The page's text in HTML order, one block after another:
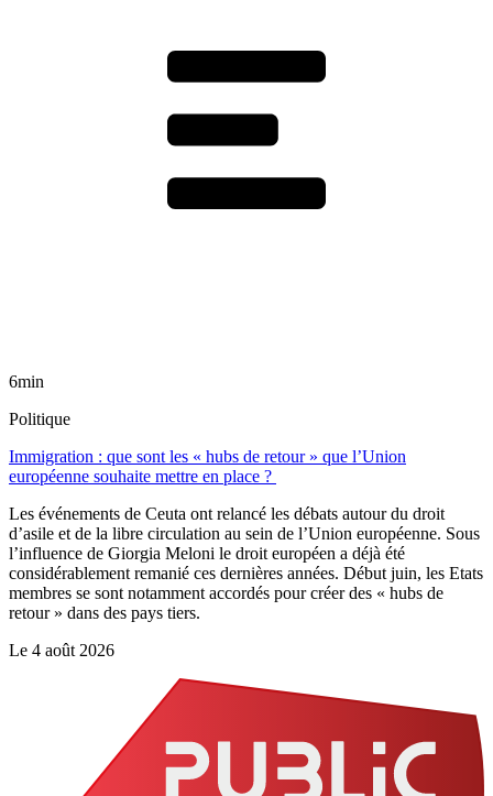
6min
Politique
Immigration : que sont les « hubs de retour » que l’Union
européenne souhaite mettre en place ?
Les événements de Ceuta ont relancé les débats autour du droit
d’asile et de la libre circulation au sein de l’Union européenne. Sous
l’influence de Giorgia Meloni le droit européen a déjà été
considérablement remanié ces dernières années. Début juin, les Etats
membres se sont notamment accordés pour créer des « hubs de
retour » dans des pays tiers.
Le 4 août 2026